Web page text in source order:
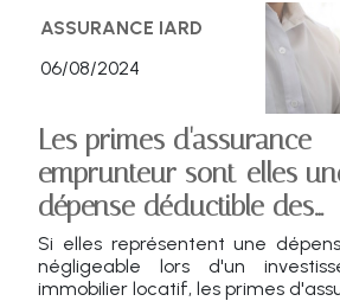
ASSURANCE IARD
06/08/2024
Les primes d'assurance
emprunteur sont-elles
dépense déductible des
revenus fonciers ?
Si elles représentent une
négligeable lors d'un
immobilier locatif, les primes